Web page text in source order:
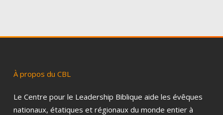
À propos du CBL
Le Centre pour le Leadership Biblique aide les évêques
nationaux, étatiques et régionaux du monde entier à